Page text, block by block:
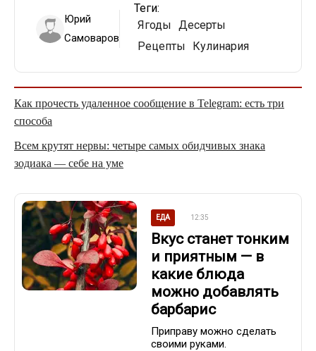
Юрий
Самоваров
Теги:
Ягоды Десерты
Рецепты
Кулинария
Как прочесть удаленное сообщение в Telegram: есть три
способа
Всем крутят нервы: четыре самых обидчивых знака
зодиака — себе на уме
ЕДА 12:35
Вкус станет тонким
и приятным — в
какие блюда
можно добавлять
барбарис
Приправу можно сделать
своими руками.